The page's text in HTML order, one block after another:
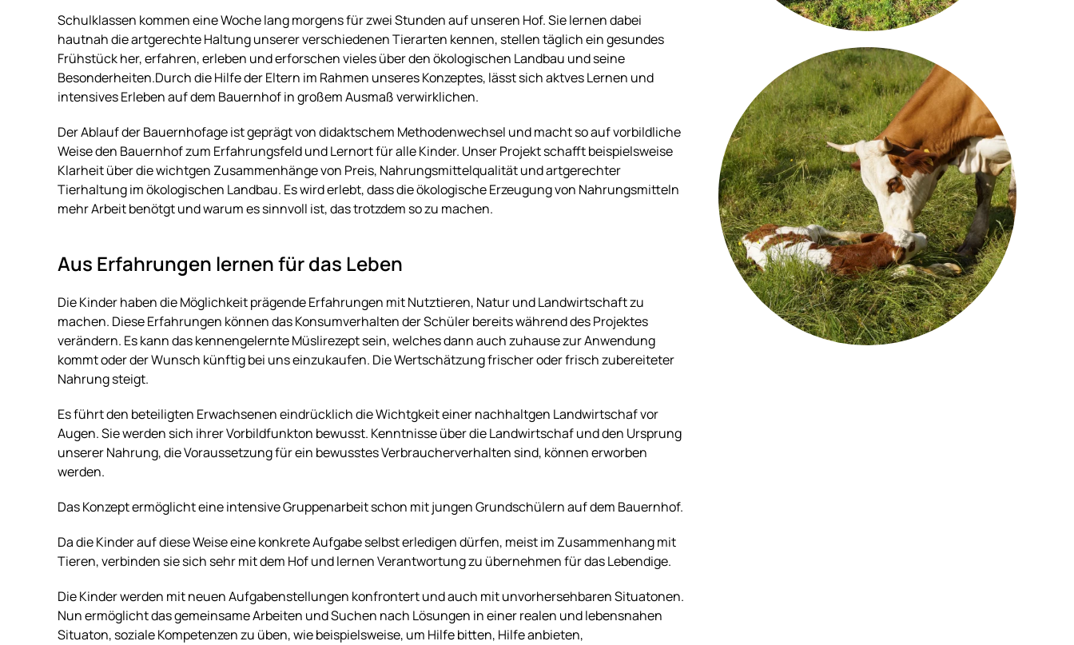
Schulklassen kommen eine Woche lang morgens für zwei Stunden auf unseren Hof. Sie lernen dabei
hautnah die artgerechte Haltung unserer verschiedenen Tierarten kennen, stellen täglich ein gesundes
Frühstück her, erfahren, erleben und erforschen vieles über den ökologischen Landbau und seine
Besonderheiten.Durch die Hilfe der Eltern im Rahmen unseres Konzeptes, lässt sich aktves Lernen und
intensives Erleben auf dem Bauernhof in großem Ausmaß verwirklichen.
Der Ablauf der Bauernhofage ist geprägt von didaktschem Methodenwechsel und macht so auf vorbildliche
Weise den Bauernhof zum Erfahrungsfeld und Lernort für alle Kinder. Unser Projekt schafft beispielsweise
Klarheit über die wichtgen Zusammenhänge von Preis, Nahrungsmittelqualität und artgerechter
Tierhaltung im ökologischen Landbau. Es wird erlebt, dass die ökologische Erzeugung von Nahrungsmitteln
mehr Arbeit benötgt und warum es sinnvoll ist, das trotzdem so zu machen.
Aus Erfahrungen lernen für das Leben
Die Kinder haben die Möglichkeit prägende Erfahrungen mit Nutztieren, Natur und Landwirtschaft zu
machen. Diese Erfahrungen können das Konsumverhalten der Schüler bereits während des Projektes
verändern. Es kann das kennengelernte Müslirezept sein, welches dann auch zuhause zur Anwendung
kommt oder der Wunsch künftig bei uns einzukaufen. Die Wertschätzung frischer oder frisch zubereiteter
Nahrung steigt.
Es führt den beteiligten Erwachsenen eindrücklich die Wichtgkeit einer nachhaltgen Landwirtschaf vor
Augen. Sie werden sich ihrer Vorbildfunkton bewusst. Kenntnisse über die Landwirtschaf und den Ursprung
unserer Nahrung, die Voraussetzung für ein bewusstes Verbraucherverhalten sind, können erworben
werden.
Das Konzept ermöglicht eine intensive Gruppenarbeit schon mit jungen Grundschülern auf dem Bauernhof.
Da die Kinder auf diese Weise eine konkrete Aufgabe selbst erledigen dürfen, meist im Zusammenhang mit
Tieren, verbinden sie sich sehr mit dem Hof und lernen Verantwortung zu übernehmen für das Lebendige.
Die Kinder werden mit neuen Aufgabenstellungen konfrontert und auch mit unvorhersehbaren Situatonen.
Nun ermöglicht das gemeinsame Arbeiten und Suchen nach Lösungen in einer realen und lebensnahen
Situaton, soziale Kompetenzen zu üben, wie beispielsweise, um Hilfe bitten, Hilfe anbieten,